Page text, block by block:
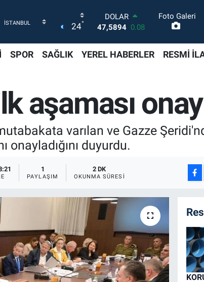
24°
DOLAR
47,5894 0.08
STERLİN
BİST100
13.703 11
64.927,78 1.32
Foto Galeri
SPOR SAĞLIK YEREL HABERLER RESMİ
aşaması
varılan ve Gazze
onayladığını duyurdu.
1
PAYLAŞIM
2 DK
OKUNMA SÜRESI